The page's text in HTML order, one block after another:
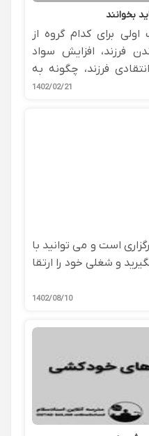
بخوانند
برای کدام گروه از
فرزند، افزایش سواد
فرزند، چگونه به
1402/02/21
است و می توانید با
و شغلی خود را ارتقا
1402/08/10